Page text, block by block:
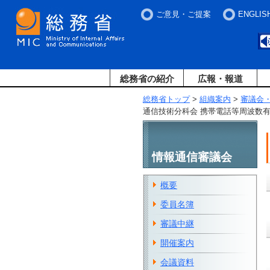
ご意見・ご提案
総務省の紹介 広報・報道
総務省トップ> 組織案内 > 審議会
通信技術分科会 携帯電話等周波数
情報通信審議会
概要
委員名簿
審議中継
開催案内
会議資料